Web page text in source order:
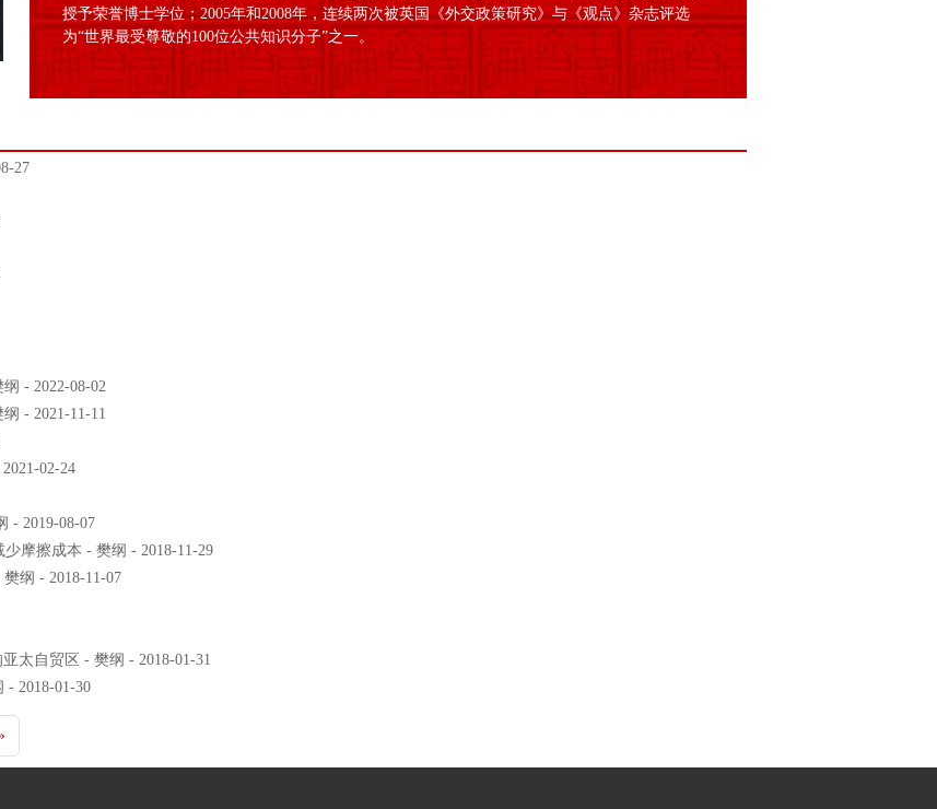
授予荣誉博士学位；2005年和2008年，连续两次被英国《外交政策研究》与《观点》杂志评选
为“世界最受尊敬的100位公共知识分子”之一。
27
- 2022-08-02
- 2021-11-11
02-24
- 2019-08-07
摩擦成本 - 樊纲 - 2018-11-29
纲 - 2018-11-07
太自贸区 - 樊纲 - 2018-01-31
2018-01-30